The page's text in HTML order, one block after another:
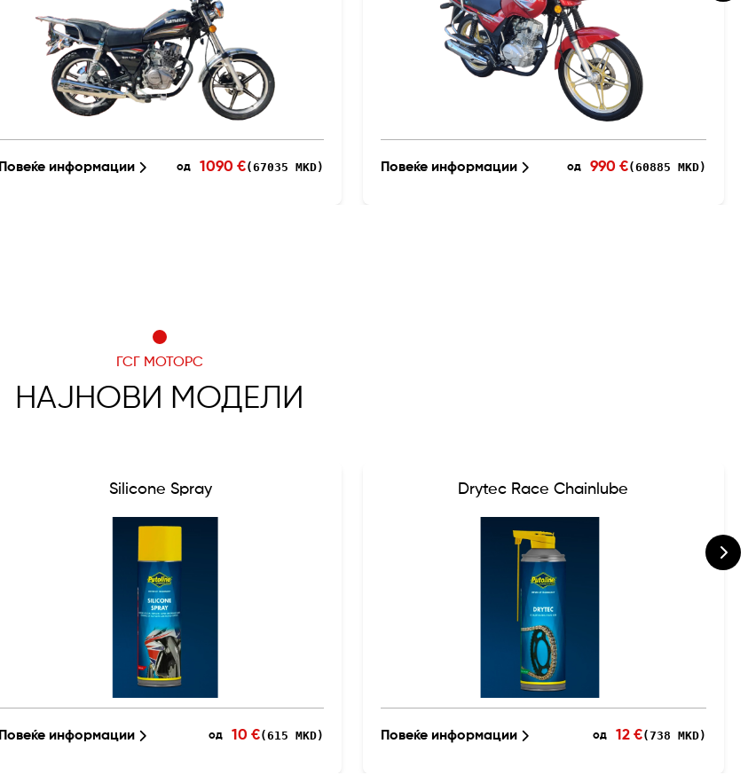
Повеќе информации од 1090 €(67035 MKD) Повеќе информации од 990 €(60885 MKD)
ГСГ МОТОРС
НАЈНОВИ МОДЕЛИ
Silicone Spray
Повеќе информации од 10 €(615 MKD)
Drytec Race Chainlube
Повеќе информации од 12 €(738 MKD)